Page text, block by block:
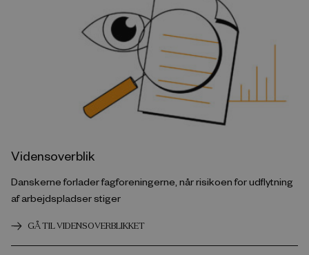
Vidensoverblik
Danskerne forlader fagforeningerne, når risikoen for udflytning
af arbejdspladser stiger
GÅ TIL VIDENSOVERBLIKKET